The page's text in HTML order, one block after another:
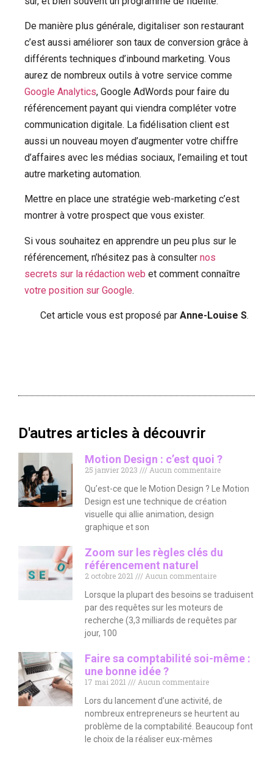
De manière plus générale, digitaliser son restaurant
c’est aussi améliorer son taux de conversion grâce à
différents techniques d’inbound marketing. Vous
aurez de nombreux outils à votre service comme
Google Analytics, Google AdWords pour faire du
référencement payant qui viendra compléter votre
communication digitale. La fidélisation client est
aussi un nouveau moyen d’augmenter votre chiffre
d’affaires avec les médias sociaux, l’emailing et tout
autre marketing automation.
Mettre en place une stratégie web-marketing c’est
montrer à votre prospect que vous exister.
Si vous souhaitez en apprendre un peu plus sur le
référencement, n’hésitez pas à consulter nos
secrets sur la rédaction web et comment connaître
votre position sur Google.
Cet article vous est proposé par Anne-Louise S.
D'autres articles à découvrir
Motion Design : c’est quoi ?
25 janvier 2023
Aucun commentaire
Qu’est-ce que le Motion Design ? Le Motion
Design est une technique de création
visuelle qui allie animation, design
graphique et son
Zoom sur les règles clés du
référencement naturel
2 octobre 2021
Aucun commentaire
Lorsque la plupart des besoins se traduisent
par des requêtes sur les moteurs de
recherche (3,3 milliards de requêtes par
jour, 100
Faire sa comptabilité soi-même :
une bonne idée ?
17 mai 2021
Aucun commentaire
Lors du lancement d’une activité, de
nombreux entrepreneurs se heurtent au
problème de la comptabilité. Beaucoup font
le choix de la réaliser eux-mêmes